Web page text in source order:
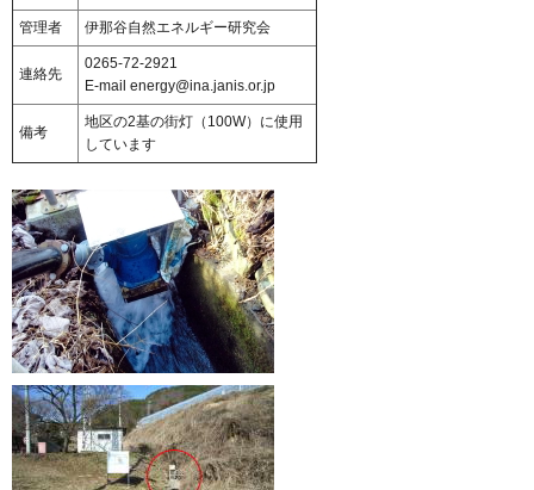
管理者 伊那谷自然エネルギー研究会
連絡先
0265-72-2921
E-mail energy@ina.janis.or.jp
備考
地区の2基の街灯（100W）に使用
しています